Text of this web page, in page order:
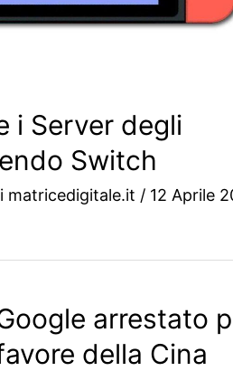
i Server degli
Switch
matricedigitale.it / 12 Aprile
arrestato
della Cina